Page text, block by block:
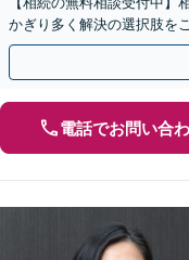
かぎり多く解決の選択肢を
電話でお問い合